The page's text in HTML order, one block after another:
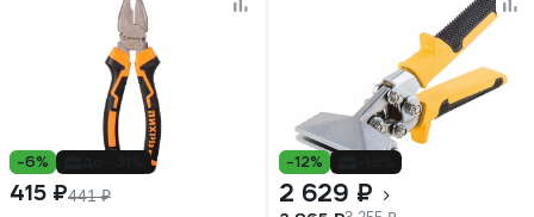
-6%
415 ₽441 ₽
-12%
2 629 ₽